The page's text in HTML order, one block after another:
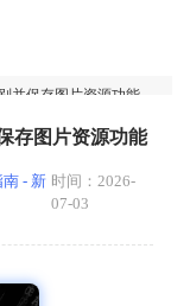
并保存图片资源功能
存图片资源功能
- 新 时间：2026-
07-03